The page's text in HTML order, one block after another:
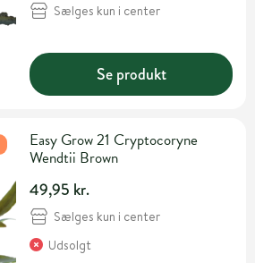
Sælges kun i center
Se produkt
Easy Grow 21 Cryptocoryne
Wendtii Brown
49,95 kr.
Sælges kun i center
Udsolgt